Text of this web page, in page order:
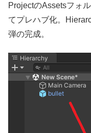
ProjectのAssetsフォ
てプレハブ化。
弾の完成。